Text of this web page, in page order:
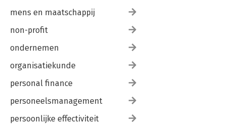
mens en maatschappij
non-profit
ondernemen
organisatiekunde
personal finance
personeelsmanagement
persoonlijke effectiviteit